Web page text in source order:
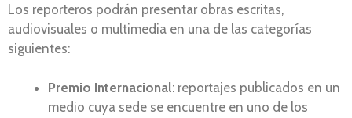
Los reporteros podrán presentar obras escritas,
audiovisuales o multimedia en una de las categorías
siguientes:
Premio Internacional: reportajes publicados en un
medio cuya sede se encuentre en uno de los